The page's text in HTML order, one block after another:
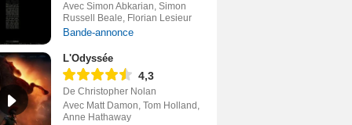
Avec Simon Abkarian, Simon
Russell Beale, Florian Lesieur
Bande-annonce
L'Odyssée
4,3
De Christopher Nolan
Avec Matt Damon, Tom Holland,
Anne Hathaway